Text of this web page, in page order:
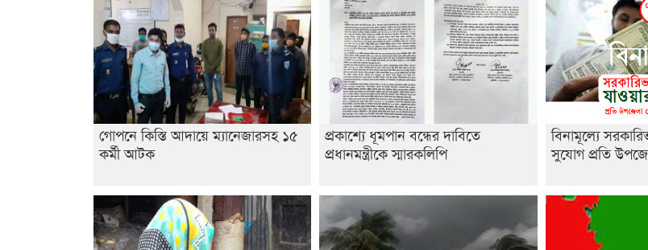
গোপনে কিস্তি আদায়ে ম্যানেজারসহ ১৫
কর্মী আটক
প্রকাশ্যে ধূমপান বন্ধের দাবিতে
প্রধানমন্ত্রীকে স্মারকলিপি
বিনামূল্যে
সুযোগ প্রতি